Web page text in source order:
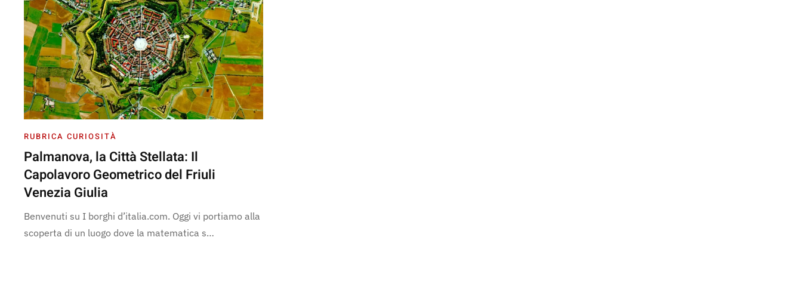
RUBRICA CURIOSITÀ
Palmanova, la Città Stellata: Il
Capolavoro Geometrico del Friuli
Venezia Giulia
Benvenuti su I borghi d’italia.com. Oggi vi portiamo alla
scoperta di un luogo dove la matematica s…